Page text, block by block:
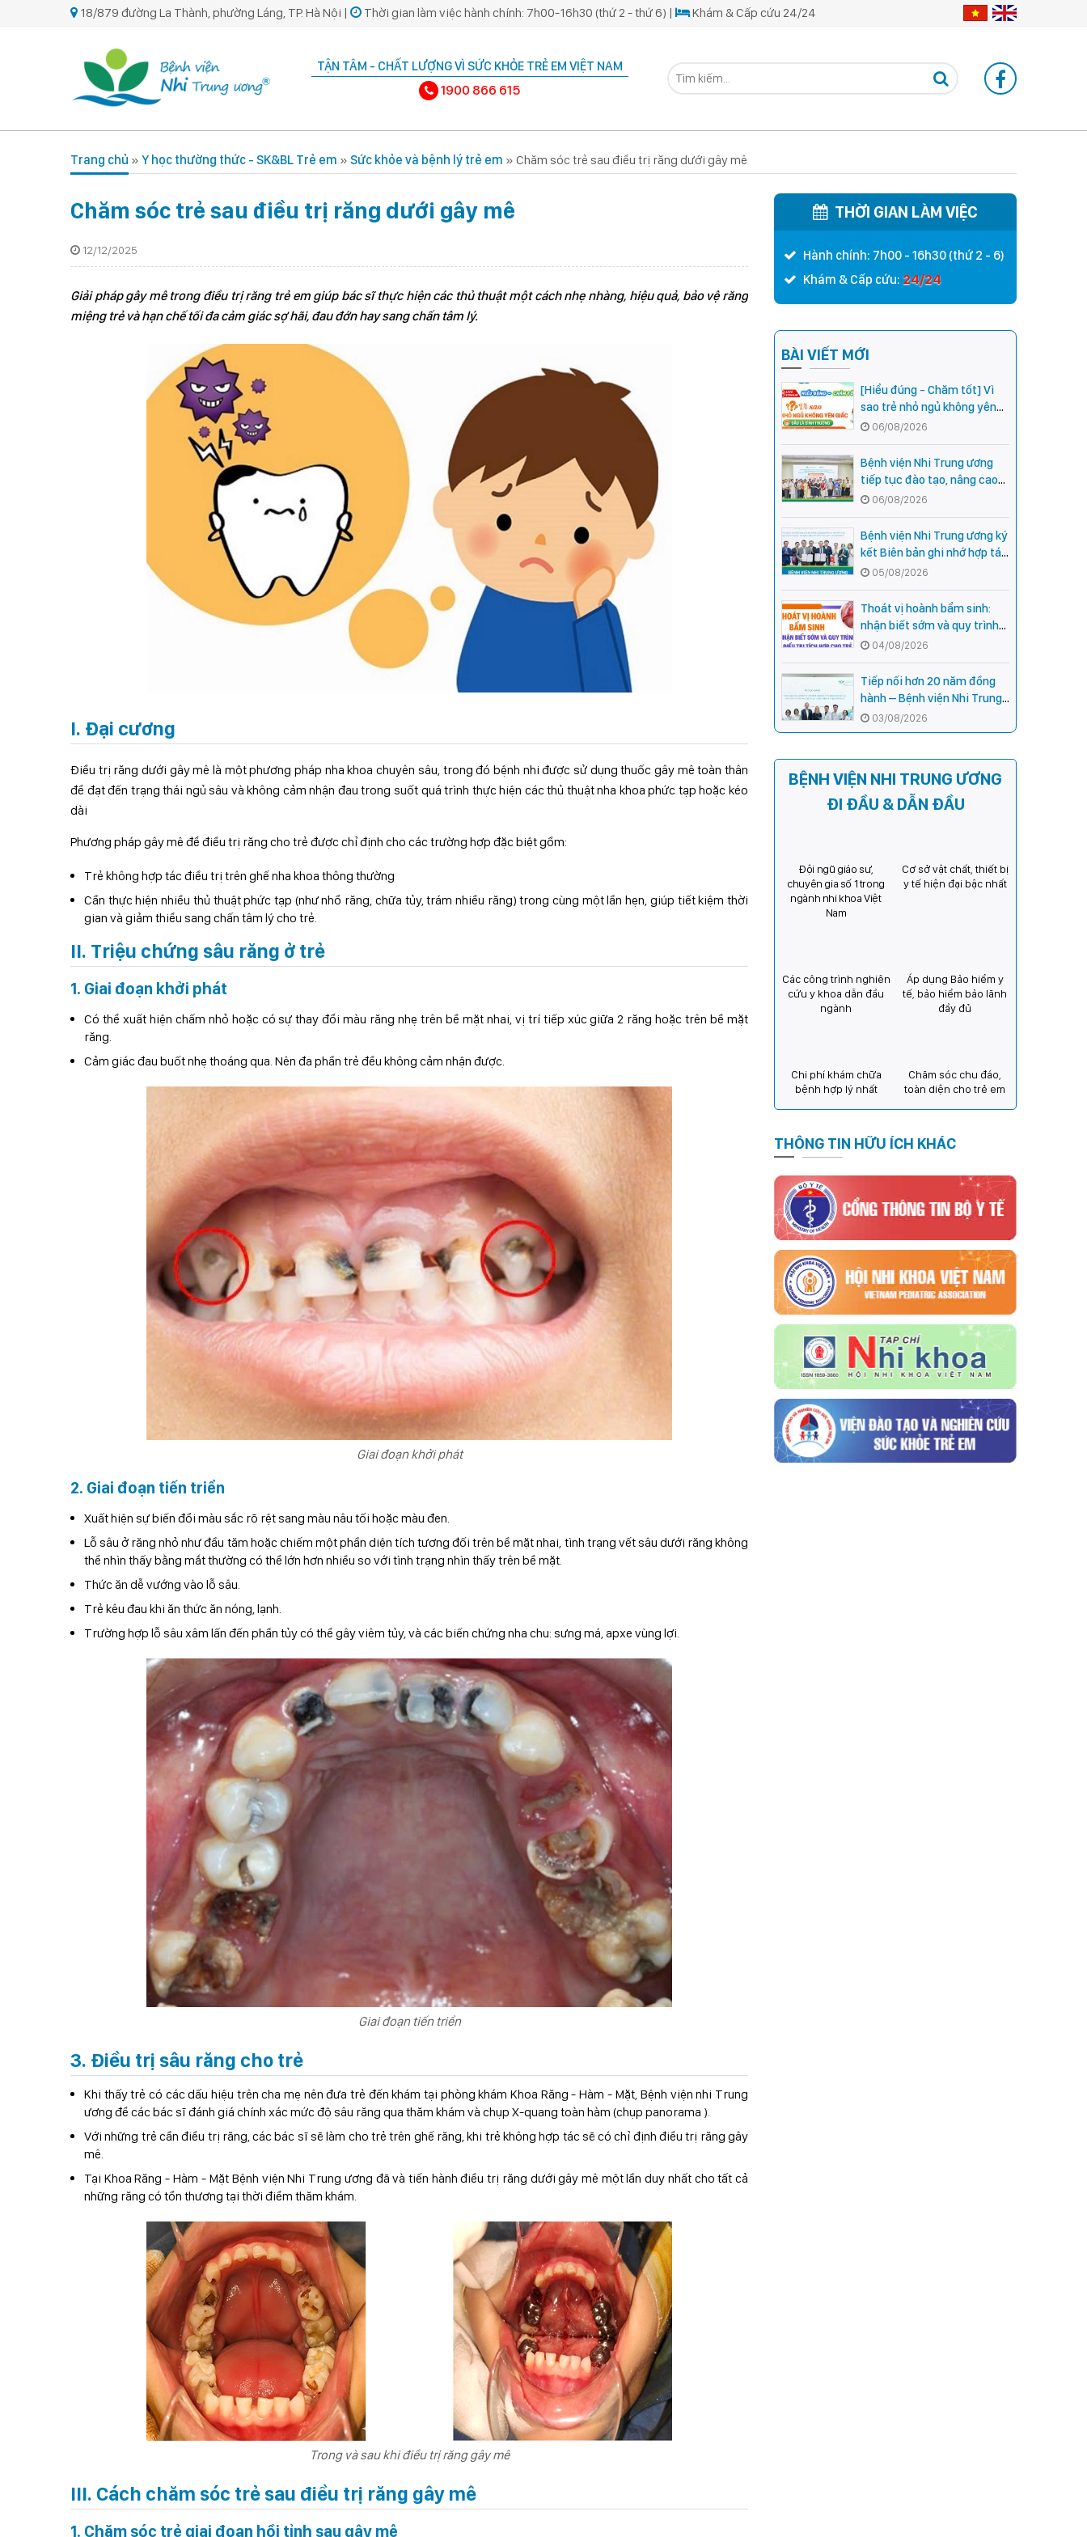
18/879 đường La Thành, phường Láng, TP. Hà Nội | Thời gian làm việc hành chính: 7h00-16h30 (thứ 2 - thứ 6) | Khám & Cấp cứu 24/24
TẬN TÂM - CHẤT LƯỢNG VÌ SỨC KHỎE TRẺ EM VIỆT NAM
1900 866 615
Trang chủ » Y học thường thức - SK&BL Trẻ em » Sức khỏe và bệnh lý trẻ em » Chăm sóc trẻ sau điều trị răng dưới gây mê
Chăm sóc trẻ sau điều trị răng dưới gây mê
12/12/2025
Giải pháp gây mê trong điều trị răng trẻ em giúp bác sĩ thực hiện các thủ thuật một cách nhẹ nhàng, hiệu quả, bảo vệ răng
miệng trẻ và hạn chế tối đa cảm giác sợ hãi, đau đớn hay sang chấn tâm lý.
I. Đại cương
Điều trị răng dưới gây mê là một phương pháp nha khoa chuyên sâu, trong đó bệnh nhi được sử dụng thuốc gây mê toàn thân
để đạt đến trạng thái ngủ sâu và không cảm nhận đau trong suốt quá trình thực hiện các thủ thuật nha khoa phức tạp hoặc kéo
dài
Phương pháp gây mê để điều trị răng cho trẻ được chỉ định cho các trường hợp đặc biệt gồm:
Trẻ không hợp tác điều trị trên ghế nha khoa thông thường
Cần thực hiện nhiều thủ thuật phức tạp (như nhổ răng, chữa tủy, trám nhiều răng) trong cùng một lần hẹn, giúp tiết kiệm thời
gian và giảm thiểu sang chấn tâm lý cho trẻ.
II. Triệu chứng sâu răng ở trẻ
1. Giai đoạn khởi phát
Có thể xuất hiện chấm nhỏ hoặc có sự thay đổi màu răng nhẹ trên bề mặt nhai, vị trí tiếp xúc giữa 2 răng hoặc trên bề mặt
răng.
Cảm giác đau buốt nhẹ thoáng qua. Nên đa phần trẻ đều không cảm nhận được.
Giai đoạn khởi phát
2. Giai đoạn tiến triển
Xuất hiện sự biến đổi màu sắc rõ rệt sang màu nâu tối hoặc màu đen.
Lỗ sâu ở răng nhỏ như đầu tăm hoặc chiếm một phần diện tích tương đối trên bề mặt nhai, tình trạng vết sâu dưới răng không
thể nhìn thấy bằng mắt thường có thể lớn hơn nhiều so với tình trạng nhìn thấy trên bề mặt.
Thức ăn dễ vướng vào lỗ sâu.
Trẻ kêu đau khi ăn thức ăn nóng, lạnh.
Trường hợp lỗ sâu xâm lấn đến phần tủy có thể gây viêm tủy, và các biến chứng nha chu: sưng má, apxe vùng lợi.
Giai đoạn tiến triển
3. Điều trị sâu răng cho trẻ
Khi thấy trẻ có các dấu hiệu trên cha mẹ nên đưa trẻ đến khám tại phòng khám Khoa Răng - Hàm - Mặt, Bệnh viện nhi Trung
ương để các bác sĩ đánh giá chính xác mức độ sâu răng qua thăm khám và chụp X-quang toàn hàm (chụp panorama ).
Với những trẻ cần điều trị răng, các bác sĩ sẽ làm cho trẻ trên ghế răng, khi trẻ không hợp tác sẽ có chỉ định điều trị răng gây
mê.
Tại Khoa Răng - Hàm - Mặt Bệnh viện Nhi Trung ương đã và tiến hành điều trị răng dưới gây mê một lần duy nhất cho tất cả
những răng có tổn thương tại thời điểm thăm khám.
Trong và sau khi điều trị răng gây mê
III. Cách chăm sóc trẻ sau điều trị răng gây mê
1. Chăm sóc trẻ giai đoạn hồi tỉnh sau gây mê
THỜI GIAN LÀM VIỆC
Hành chính: 7h00 - 16h30 (thứ 2 - 6)
Khám & Cấp cứu: 24/24
BÀI VIẾT MỚI
[Hiểu đúng - Chăm tốt] Vì
sao trẻ nhỏ ngủ không yên
giấc - Đâu là bình thường,
đâu là dấu hiệu cần đi khám
ngay?
06/08/2026
Bệnh viện Nhi Trung ương
tiếp tục đào tạo, nâng cao
năng lực khám, chữa bệnh
Nhi khoa cho cán bộ y tế tại
các tỉnh miền núi phía Bắc
06/08/2026
Bệnh viện Nhi Trung ương ký
kết Biên bản ghi nhớ hợp tác
với Bệnh viện Nhi Quốc gia
Campuchia
05/08/2026
Thoát vị hoành bẩm sinh:
nhận biết sớm và quy trình
điều trị tích hợp cho trẻ -
chia sẻ từ các chuyên gia
hàng đầu của Bệnh Viện Nhi
Trung ương
04/08/2026
Tiếp nối hơn 20 năm đồng
hành – Bệnh viện Nhi Trung
ương và Tổ chức Orbis (Hoa
Kỳ) tăng cường hợp tác, mở
03/08/2026
BỆNH VIỆN NHI TRUNG ƯƠNG
ĐI ĐẦU & DẪN ĐẦU
Đội ngũ giáo sư,
chuyên gia số 1 trong
ngành nhi khoa Việt
Nam
Cơ sở vật chất, thiết bị
y tế hiện đại bậc nhất
Các công trình nghiên
cứu y khoa dẫn đầu
ngành
Áp dụng Bảo hiểm y
tế, bảo hiểm bảo lãnh
đầy đủ
Chi phí khám chữa
bệnh hợp lý nhất
Chăm sóc chu đáo,
toàn diện cho trẻ em
THÔNG TIN HỮU ÍCH KHÁC